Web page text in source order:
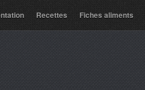
Recettes Fiches aliments